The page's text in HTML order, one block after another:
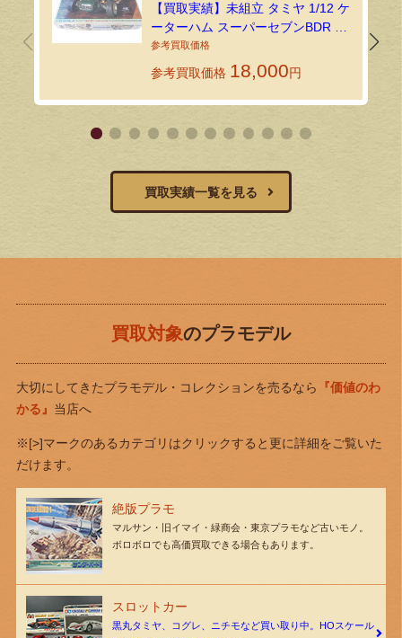
【買取実績】未組立 タミヤ 1/12 ケ
ーターハム スーパーセブンBDR プ
ラモデルを練馬店で買取しました
参考買取価格 18,000円
買取実績一覧を見る
買取対象のプラモデル
大切にしてきたプラモデル・コレクションを売るなら
『価値のわ
かる』 当店へ
※[>]マークのあるカテゴリはクリックすると更に詳細をご覧いた
だけます。
絶版プラモ
マルサン・旧イマイ・緑商会・東京プラモなど古いモノ。
ボロボロでも高価買取できる場合もあります。
スロットカー
黒丸タミヤ、コグレ、ニチモなど買い取り中。HOスケール